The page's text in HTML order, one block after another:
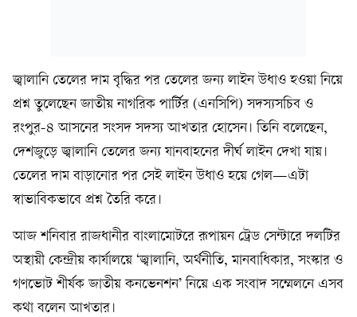
জ্বালানি তেলের দাম বৃদ্ধির পর তেলের জন্য লাইন উধাও হওয়া নিয়ে
প্রশ্ন তুলেছেন জাতীয় নাগরিক পার্টির (এনসিপি) সদস্যসচিব ও
রংপুর-৪ আসনের সংসদ সদস্য আখতার হোসেন। তিনি বলেছেন,
দেশজুড়ে জ্বালানি তেলের জন্য যানবাহনের দীর্ঘ লাইন দেখা যায়।
তেলের দাম বাড়ানোর পর সেই লাইন উধাও হয়ে গেল—এটা
স্বাভাবিকভাবে প্রশ্ন তৈরি করে।
আজ শনিবার রাজধানীর বাংলামোটরে রূপায়ন ট্রেড সেন্টারে দলটির
অস্থায়ী কেন্দ্রীয় কার্যালয়ে ‘জ্বালানি, অর্থনীতি, মানবাধিকার, সংস্কার ও
গণভোট শীর্ষক জাতীয় কনভেনশন’ নিয়ে এক সংবাদ সম্মেলনে এসব
কথা বলেন আখতার।